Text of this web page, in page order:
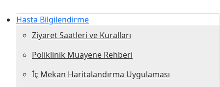
Hasta Bilgilendirme
Ziyaret Saatleri ve Kuralları
Poliklinik Muayene Rehberi
İç Mekan Haritalandırma Uygulaması